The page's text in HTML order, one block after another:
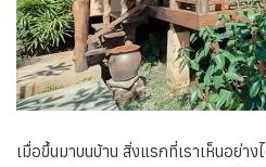
เมื่อขึ้นมาบนบ้าน สิ่งแรกที่เราเห็นอย่า